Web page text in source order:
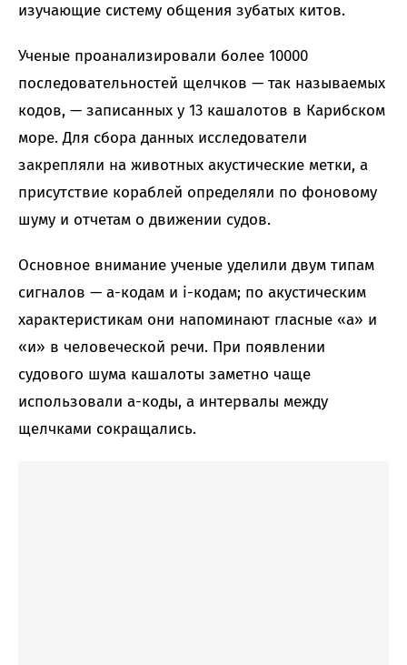
изучающие систему общения зубатых китов.
Ученые проанализировали более 10000
последовательностей щелчков — так называемых
кодов, — записанных у 13 кашалотов в Карибском
море. Для сбора данных исследователи
закрепляли на животных акустические метки, а
присутствие кораблей определяли по фоновому
шуму и отчетам о движении судов.
Основное внимание ученые уделили двум типам
сигналов — a-кодам и i-кодам; по акустическим
характеристикам они напоминают гласные «а» и
«и» в человеческой речи. При появлении
судового шума кашалоты заметно чаще
использовали a-коды, а интервалы между
щелчками сокращались.